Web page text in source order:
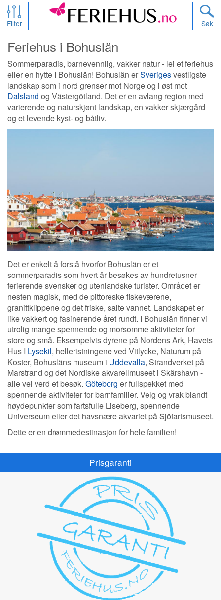
Filter Søk
Feriehus i Bohuslän
Sommerparadis, barnevennlig, vakker natur - lei et feriehus
eller en hytte I Bohuslän! Bohuslän erSverigesvestligste
landskap som i nord grenser mot Norge og i øst mot
Dalsland og Västergötland. Det er en avlang region med
varierende og naturskjønt landskap, en vakker skjærgård
og et levende kyst- og båtliv.
Det er enkelt å forstå hvorfor Bohuslän er et
sommerparadis som hvert år besøkes av hundretusner
ferierende svensker og utenlandske turister. Området er
nesten magisk, med de pittoreske fiskeværene,
granittklippene og det friske, salte vannet. Landskapet er
like vakkert og fasinerende året rundt. I Bohuslän finner vi
utrolig mange spennende og morsomme aktiviteter for
store og små. Eksempelvis dyrene på Nordens Ark, Havets
Hus I Lysekil, helleristningene ved Vitlycke, Naturum på
Koster, Bohusläns museum i Uddevalla, Strandverket på
Marstrand og det Nordiske akvarellmuseet i Skärshavn -
alle vel verd et besøk. Göteborg er fullspekket med
spennende aktiviteter for barnfamilier. Velg og vrak blandt
høydepunkter som fartsfulle Liseberg, spennende
Universeum eller det havsnære akvariet på Sjöfartsmuseet.
Dette er en drømmedestinasjon for hele familien!
Prisgaranti